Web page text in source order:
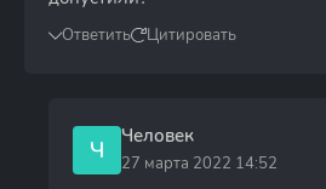
Ответить Цитировать
Ч Человек
27 марта 2022 14:52